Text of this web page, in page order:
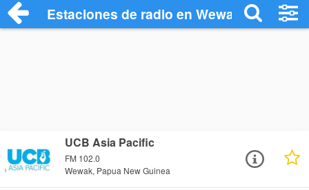
Estaciones de radio en Wewak -
UCB Asia Pacific
FM 102.0
Wewak, Papua New Guinea